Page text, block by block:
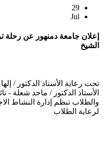
29
Jul
إعلان جامعة دمنهور عن رحلة
الشيخ
تحت رعاية الأستاذ الدكتور /
الأستاذ الدكتور / ماجد شعلة -
والطلاب تنظم إدارة النشاط
لرعاية الطلاب